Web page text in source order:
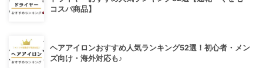
コスパ商品】
ヘアアイロンおすすめ人気ランキング52選！初心者・メン
ズ向け・海外対応も♪